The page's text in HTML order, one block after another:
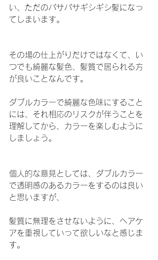
い、ただのパサパサギシギシ髪になっ
てしまいます。
その場の仕上がりだけではなくて、い
つでも綺麗な髪色、髪質で居られる方
が良いことなんです。
ダブルカラーで綺麗な色味にすること
には、それ相応のリスクが伴うことを
理解してから、カラーを楽しむように
しましょう。
個人的な意見としては、ダブルカラー
で透明感のあるカラーをするのは良い
と思いますが、
髪質に無理をさせないように、ヘアケ
アを重視していって欲しいなと感じま
す。